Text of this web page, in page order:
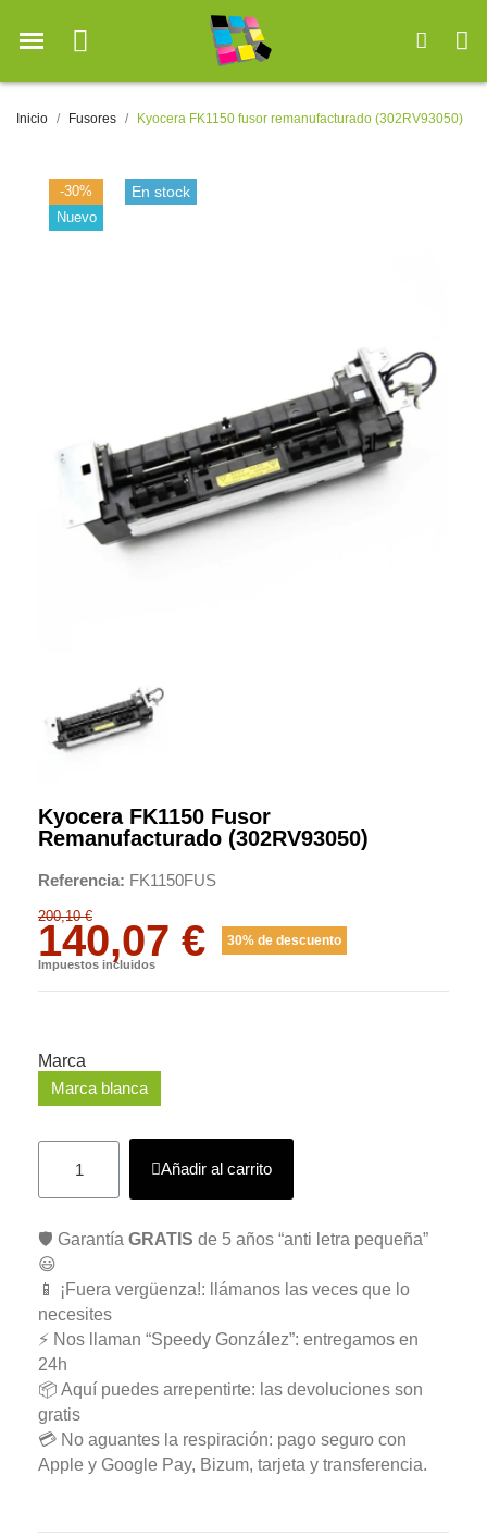
Inicio Fusores Kyocera FK1150 fusor remanufacturado (302RV93050)
-30%
Nuevo
En stock
Kyocera FK1150 Fusor
Remanufacturado (302RV93050)
Referencia FK1150FUS
200,10 €
140,07 € 30% de descuento
Impuestos incluidos
Marca
Marca blanca
Añadir al carrito
🛡️ Garantía GRATIS de 5 años “anti letra pequeña”
😃
📱 ¡Fuera vergüenza!: llámanos las veces que lo
necesites
⚡ Nos llaman “Speedy González”: entregamos en
24h
📦 Aquí puedes arrepentirte: las devoluciones son
gratis
💳 No aguantes la respiración: pago seguro con
Apple y Google Pay, Bizum, tarjeta y transferencia.